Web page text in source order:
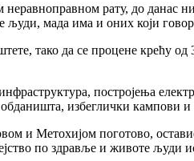
рату, до данас
људи, мада има и оних који
тако да се процене крећу
постројења
избеглички
и Метохијом поготово,
по здравље и животе